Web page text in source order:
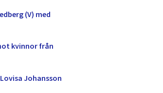
(V) med
kvinnor från
Johansson